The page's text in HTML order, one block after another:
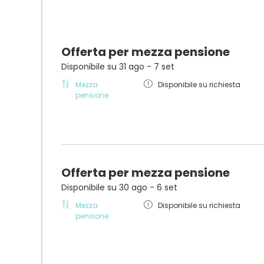
Offerta per mezza pensione
Disponibile su 31 ago - 7 set
Mezza
pensione
Disponibile su richiesta
Offerta per mezza pensione
Disponibile su 30 ago - 6 set
Mezza
pensione
Disponibile su richiesta